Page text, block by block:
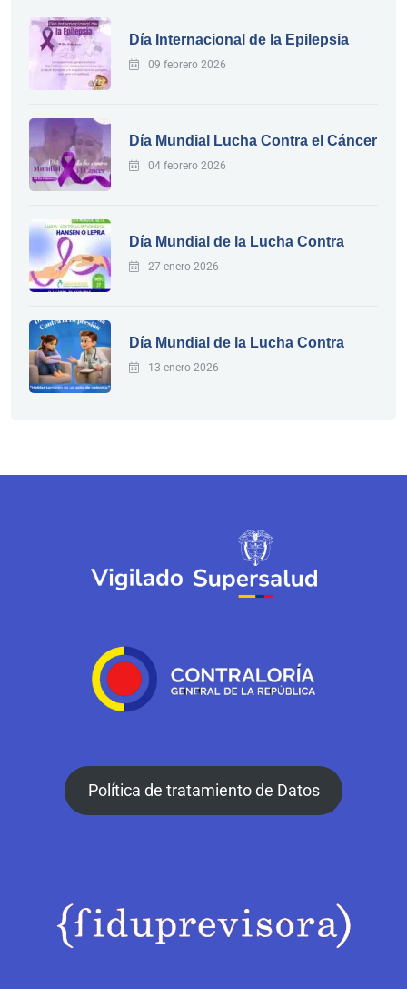
Día Internacional de la Epilepsia
09 febrero 2026
Día Mundial Lucha Contra el Cáncer
04 febrero 2026
Día Mundial de la Lucha Contra
27 enero 2026
Día Mundial de la Lucha Contra
13 enero 2026
Política de tratamiento de Datos